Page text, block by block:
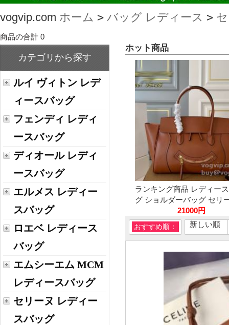
vogvip.com ホーム > バッグ レディース >
商品の合計 0
カテゴリから探す
ルイ ヴィトン レデ
ィースバッグ
フェンディ レディ
ースバッグ
ディオール レディ
ースバッグ
エルメス レディー
スバッグ
ロエベ レディース
バッグ
エムシーエム MCM
レディースバッグ
セリーヌ レディー
スバッグ
ホット商品
ランキング商品 レディー
グ ショルダーバッグ セリ
21000円
おすすめ順： 新しい順